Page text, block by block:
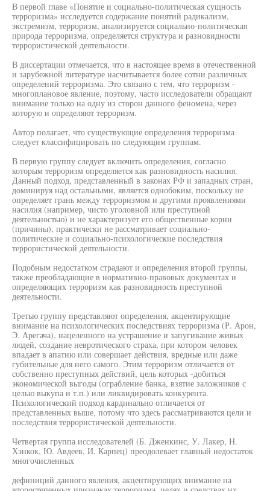
В первой главе «Понятие и социально-политическая сущность
терроризма» исследуется содержание понятий радикализм,
экстремизм, терроризм, анализируется социально-политическая
природа терроризма, определяется структура и разновидности
террористической деятельности.
В диссертации отмечается, что в настоящее время в отечественной
и зарубежной литературе насчитывается более сотни различных
определений терроризма. Это связано с тем, что терроризм -
многоплановое явление, поэтому, часто исследователи обращают
внимание только на одну из сторон данного феномена, через
которую и определяют терроризм.
Автор полагает, что существующие определения терроризма
следует классифицировать по следующим группам.
В первую группу следует включить определения, согласно
которым терроризм определяется как разновидность насилия.
Данный подход, представленный в законах РФ и западных стран,
доминируя над остальными, является однобоким, поскольку не
определяет грань между терроризмом и другими проявлениями
насилия (например, чисто уголовной или преступной
деятельностью) и не характеризует его общественные корни
(причины), практически не рассматривает социально-
политические и социально-психологические последствия
террористической деятельности.
Подобным недостатком страдают и определения второй группы,
также преобладающие в нормативно-правовых документах и
определяющих терроризм как разновидность преступной
деятельности.
Третью группу представляют определения, акцентирующие
внимание на психологических последствиях терроризма (Р. Арон,
Э. Арегача), нацеленного на устрашение и запугивание живых
людей, создание невротического страха, при котором человек
впадает в апатию или совершает действия, вредные или даже
губительные для него самого. Этим терроризм отличается от
собственно преступных действий, цель которых -добиться
экономической выгоды (ограбление банка, взятие заложников с
целью выкупа и т.п.) или ликвидировать конкурента.
Психологический подход кардинально отличается от
представленных выше, потому что здесь рассматриваются цели и
последствия террористической деятельности.
Четвертая группа исследователей (Б. Дженкинс, У. Лакер, Н.
Хэнкок, Ю. Авдеев, И. Карпец) преодолевает главный недостаток
многочисленных
дефиниций данного явления, акцентирующих внимание на